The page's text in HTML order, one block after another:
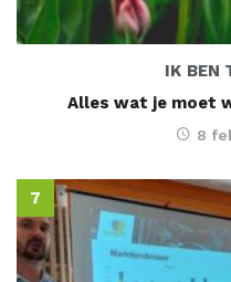
IK BEN
Alles wat je moet
8